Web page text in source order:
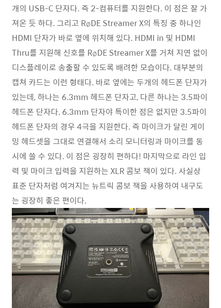
개의 USB-C 단자다. 즉 2-컴퓨터를 지원한다. 이 점은 잘 가
져온 듯 하다. 그리고 RøDE Streamer X의 특징 중 하나인
HDMI 단자가 바로 옆에 위치해 있다. HDMI in 및 HDMI
Thru를 지원해 신호를 RøDE Streamer X를 거쳐 지연 없이
디스플레이로 송출할 수 있도록 배려한 모습이다. 대부분의
캡쳐 카드는 이런 형태다. 바로 옆에는 두개의 헤드폰 단자가
있는데, 하나는 6.3mm 헤드폰 단자고, 다른 하나는 3.5파이
헤드폰 단자다. 6.3mm 단자야 특이한 점은 없지만 3.5파이
헤드폰 단자의 경우 4극을 지원한다. 즉 마이크가 달린 게이
밍 헤드셋을 그대로 연결해서 소리 모니터링과 마이크를 동
시에 쓸 수 있다. 이 점은 굉장히 편하다! 마지막으로 라인 입
력 및 마이크 입력을 지원하는 XLR 콤보 잭이 있다. 사실상
표준 단자처럼 여겨지는 뉴트릭 콤보 잭을 사용하여 내구도
는 굉장히 좋은 편이다.